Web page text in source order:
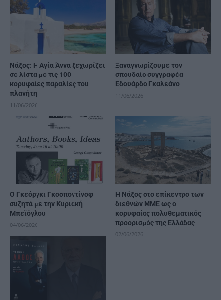
Νάξος: Η Αγία Άννα ξεχωρίζει
σε λίστα με τις 100
κορυφαίες παραλίες του
πλανήτη​​​​​​​​​​​​​​​
11/06/2026
Ξαναγνωρίζουμε τον
σπουδαίο συγγραφέα
Εδουάρδο Γκαλεάνο
11/06/2026
Ο Γκεόργκι Γκοσποντίνοφ
συζητά με την Κυριακή
Μπεϊόγλου
04/06/2026
Η Νάξος στο επίκεντρο των
διεθνών ΜΜΕ ως ο
κορυφαίος πολυθεματικός
προορισμός της Ελλάδας
02/06/2026